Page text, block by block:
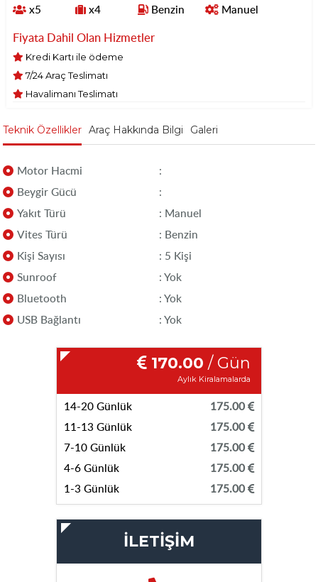
x5 x4 Benzin Manuel
Fiyata Dahil Olan Hizmetler
Kredi Kartı ile ödeme
7/24 Araç Teslimatı
Havalimanı Teslimatı
Teknik Özellikler Araç Hakkında Bilgi Galeri
Motor Hacmi
:
Beygir Gücü
:
Yakıt Türü
: Manuel
Vites Türü
: Benzin
Kişi Sayısı
: 5 Kişi
Sunroof
: Yok
Bluetooth
: Yok
USB Bağlantı
: Yok
170.00 / Gün
Aylık Kiralamalarda
14-20 Günlük
11-13 Günlük
7-10 Günlük
4-6 Günlük
1-3 Günlük
175.00
175.00
175.00
175.00
175.00
İLETİŞİM